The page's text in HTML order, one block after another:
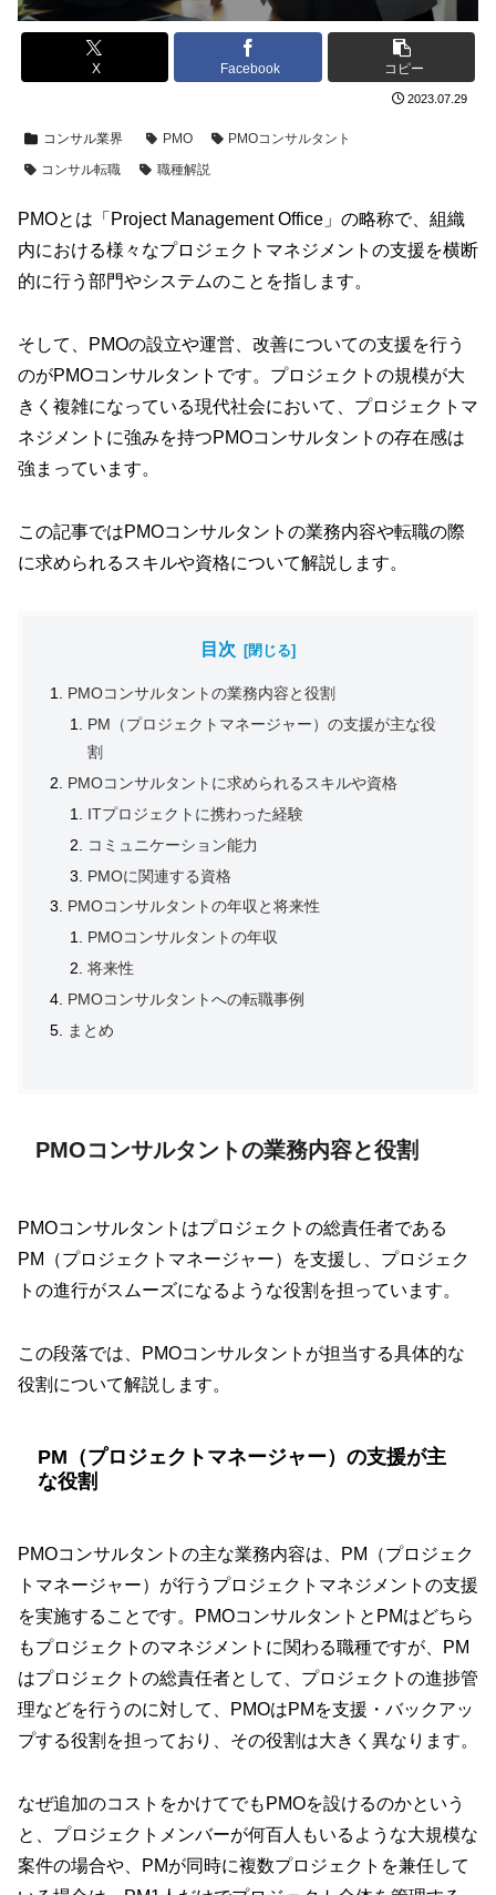
X Facebook コピー
2023.07.29
コンサル業界 PMO
PMOコンサルタント
コンサル転職
職種解説
PMOとは「Project Management Office」の略称で、組織
内における様々なプロジェクトマネジメントの支援を横断
的に行う部門やシステムのことを指します。
そして、PMOの設立や運営、改善についての支援を行う
のがPMOコンサルタントです。プロジェクトの規模が大
きく複雑になっている現代社会において、プロジェクトマ
ネジメントに強みを持つPMOコンサルタントの存在感は
強まっています。
この記事ではPMOコンサルタントの業務内容や転職の際
に求められるスキルや資格について解説します。
目次
PMOコンサルタントの業務内容と役割
PM（プロジェクトマネージャー）の支援が主な役
割
PMOコンサルタントに求められるスキルや資格
ITプロジェクトに携わった経験
コミュニケーション能力
PMOに関連する資格
PMOコンサルタントの年収と将来性
PMOコンサルタントの年収
将来性
PMOコンサルタントへの転職事例
まとめ
PMOコンサルタントの業務内容と役割
PMOコンサルタントはプロジェクトの総責任者である
PM（プロジェクトマネージャー）を支援し、プロジェク
トの進行がスムーズになるような役割を担っています。
この段落では、PMOコンサルタントが担当する具体的な
役割について解説します。
PM（プロジェクトマネージャー）の支援が主
な役割
PMOコンサルタントの主な業務内容は、PM（プロジェク
トマネージャー）が行うプロジェクトマネジメントの支援
を実施することです。PMOコンサルタントとPMはどちら
もプロジェクトのマネジメントに関わる職種ですが、PM
はプロジェクトの総責任者として、プロジェクトの進捗管
理などを行うのに対して、PMOはPMを支援・バックアッ
プする役割を担っており、その役割は大きく異なります。
なぜ追加のコストをかけてでもPMOを設けるのかという
と、プロジェクトメンバーが何百人もいるような大規模な
案件の場合や、PMが同時に複数プロジェクトを兼任して